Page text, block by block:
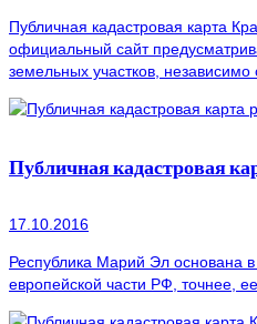
Публичная кадастровая карта
официальный сайт
земельных участков, независимо
Публичная кадастровая
17.10.2016
Республика Марий Эл основана
европейской части РФ, точнее,